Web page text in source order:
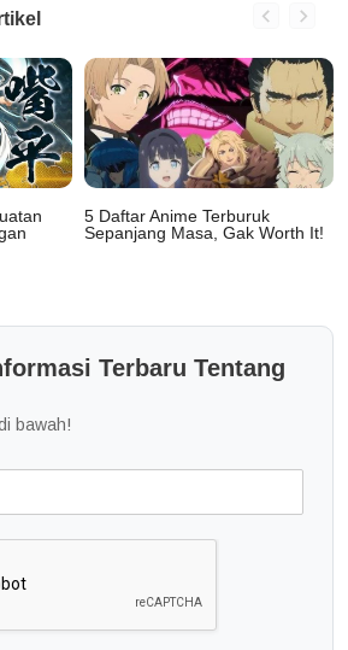
5 Daftar Anime Terburuk
Sepanjang Masa, Gak Worth It!
Terbaru Tentang
bawah!